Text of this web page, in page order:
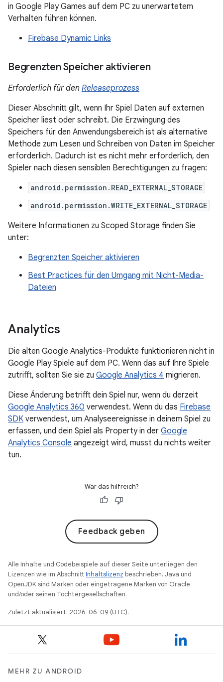
in Google Play Games auf dem PC zu unerwartetem
Verhalten führen können.
Firebase Dynamic Links
Begrenzten Speicher aktivieren
Erforderlich für den Releaseprozess
Dieser Abschnitt gilt, wenn Ihr Spiel Daten auf externen
Speicher liest oder schreibt. Die Erzwingung des
Speichers für den Anwendungsbereich ist als alternative
Methode zum Lesen und Schreiben von Daten im Speicher
erforderlich. Dadurch ist es nicht mehr erforderlich, den
Spieler nach diesen sensiblen Berechtigungen zu fragen:
android.permission.READ_EXTERNAL_STORAGE
android.permission.WRITE_EXTERNAL_STORAGE
Weitere Informationen zu Scoped Storage finden Sie
unter:
Begrenzten Speicher aktivieren
Best Practices für den Umgang mit Nicht-Media-
Dateien
Analytics
Die alten Google Analytics-Produkte funktionieren nicht in
Google Play Spiele auf dem PC. Wenn das auf Ihre Spiele
zutrifft, sollten Sie sie zu Google Analytics 4 migrieren.
Diese Änderung betrifft dein Spiel nur, wenn du derzeit
Google Analytics 360 verwendest. Wenn du das Firebase
SDK verwendest, um Analyseereignisse in deinem Spiel zu
erfassen, und dein Spiel als Property in der Google
Analytics Console angezeigt wird, musst du nichts weiter
tun.
War das hilfreich?
Feedback geben
Alle Inhalte und Codebeispiele auf dieser Seite unterliegen den
Lizenzen wie im AbschnittInhaltslizenz beschrieben. Java und
OpenJDK sind Marken oder eingetragene Marken von Oracle
und/oder seinen Tochtergesellschaften.
Zuletzt aktualisiert: 2026-06-09 (UTC).
MEHR ZU ANDROID